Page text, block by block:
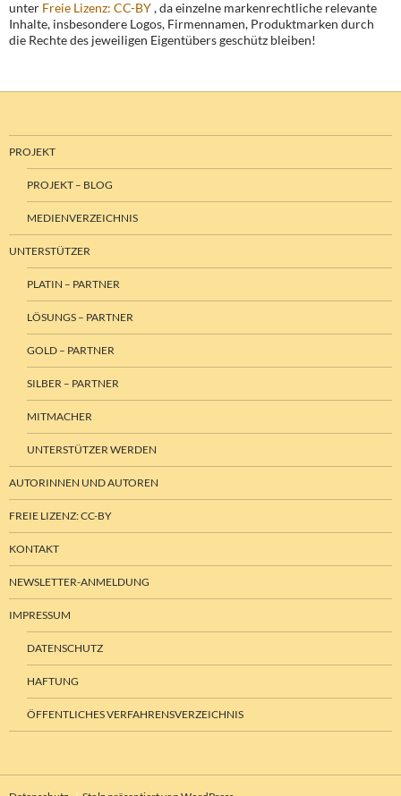
unter Freie Lizenz: CC-BY, da einzelne markenrechtliche relevante
Inhalte, insbesondere Logos, Firmennamen, Produktmarken durch
die Rechte des jeweiligen Eigentübers geschütz bleiben!
PROJEKT
PROJEKT – BLOG
MEDIENVERZEICHNIS
UNTERSTÜTZER
PLATIN – PARTNER
LÖSUNGS – PARTNER
GOLD – PARTNER
SILBER – PARTNER
MITMACHER
UNTERSTÜTZER WERDEN
AUTORINNEN UND AUTOREN
FREIE LIZENZ: CC-BY
KONTAKT
NEWSLETTER-ANMELDUNG
IMPRESSUM
DATENSCHUTZ
HAFTUNG
ÖFFENTLICHES VERFAHRENSVERZEICHNIS